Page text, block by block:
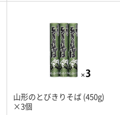
山形のとびきりそば (450g)
×3個